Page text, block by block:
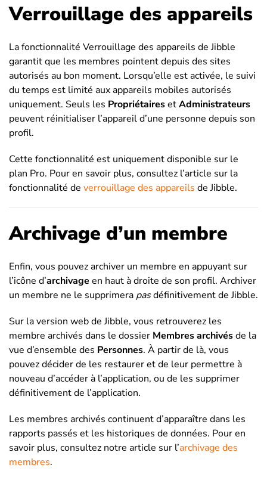
Verrouillage des appareils
La fonctionnalité Verrouillage des appareils de Jibble
garantit que les membres pointent depuis des sites
autorisés au bon moment. Lorsqu’elle est activée, le suivi
du temps est limité aux appareils mobiles autorisés
uniquement. Seuls les PropriétairesetAdministrateurs
peuvent réinitialiser l’appareil d’une personne depuis son
profil.
Cette fonctionnalité est uniquement disponible sur le
plan Pro. Pour en savoir plus, consultez l’article sur la
fonctionnalité de verrouillage des appareils de Jibble.
Archivage d’un membre
Enfin, vous pouvez archiver un membre en appuyant sur
l’icône d’archivage en haut à droite de son profil. Archiver
un membre ne le supprimera pasdéfinitivement de Jibble.
Sur la version web de Jibble, vous retrouverez les
membre archivés dans le dossier Membres archivésde la
vue d’ensemble des Personnes. À partir de là, vous
pouvez décider de les restaurer et de leur permettre à
nouveau d’accéder à l’application, ou de les supprimer
définitivement de l’application.
Les membres archivés continuent d’apparaître dans les
rapports passés et les historiques de données. Pour en
savoir plus, consultez notre article sur l’archivage des
membres.